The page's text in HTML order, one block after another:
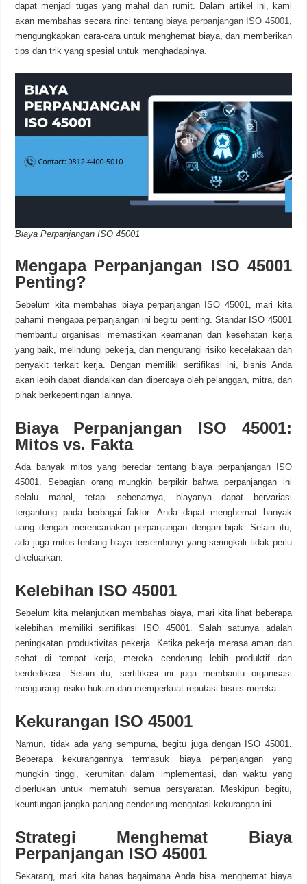
dapat menjadi tugas yang mahal dan rumit. Dalam artikel ini, kami
akan membahas secara rinci tentang biaya perpanjangan ISO 45001,
mengungkapkan cara-cara untuk menghemat biaya, dan memberikan
tips dan trik yang spesial untuk menghadapinya.
Biaya Perpanjangan ISO 45001
Mengapa Perpanjangan ISO 45001
Penting?
Sebelum kita membahas biaya perpanjangan ISO 45001, mari kita
pahami mengapa perpanjangan ini begitu penting. Standar ISO 45001
membantu organisasi memastikan keamanan dan kesehatan kerja
yang baik, melindungi pekerja, dan mengurangi risiko kecelakaan dan
penyakit terkait kerja. Dengan memiliki sertifikasi ini, bisnis Anda
akan lebih dapat diandalkan dan dipercaya oleh pelanggan, mitra, dan
pihak berkepentingan lainnya.
Biaya Perpanjangan ISO 45001:
Mitos vs. Fakta
Ada banyak mitos yang beredar tentang biaya perpanjangan ISO
45001. Sebagian orang mungkin berpikir bahwa perpanjangan ini
selalu mahal, tetapi sebenarnya, biayanya dapat bervariasi
tergantung pada berbagai faktor. Anda dapat menghemat banyak
uang dengan merencanakan perpanjangan dengan bijak. Selain itu,
ada juga mitos tentang biaya tersembunyi yang seringkali tidak perlu
dikeluarkan.
Kelebihan ISO 45001
Sebelum kita melanjutkan membahas biaya, mari kita lihat beberapa
kelebihan memiliki sertifikasi ISO 45001. Salah satunya adalah
peningkatan produktivitas pekerja. Ketika pekerja merasa aman dan
sehat di tempat kerja, mereka cenderung lebih produktif dan
berdedikasi. Selain itu, sertifikasi ini juga membantu organisasi
mengurangi risiko hukum dan memperkuat reputasi bisnis mereka.
Kekurangan ISO 45001
Namun, tidak ada yang sempurna, begitu juga dengan ISO 45001.
Beberapa kekurangannya termasuk biaya perpanjangan yang
mungkin tinggi, kerumitan dalam implementasi, dan waktu yang
diperlukan untuk mematuhi semua persyaratan. Meskipun begitu,
keuntungan jangka panjang cenderung mengatasi kekurangan ini.
Strategi Menghemat Biaya
Perpanjangan ISO 45001
Sekarang, mari kita bahas bagaimana Anda bisa menghemat biaya